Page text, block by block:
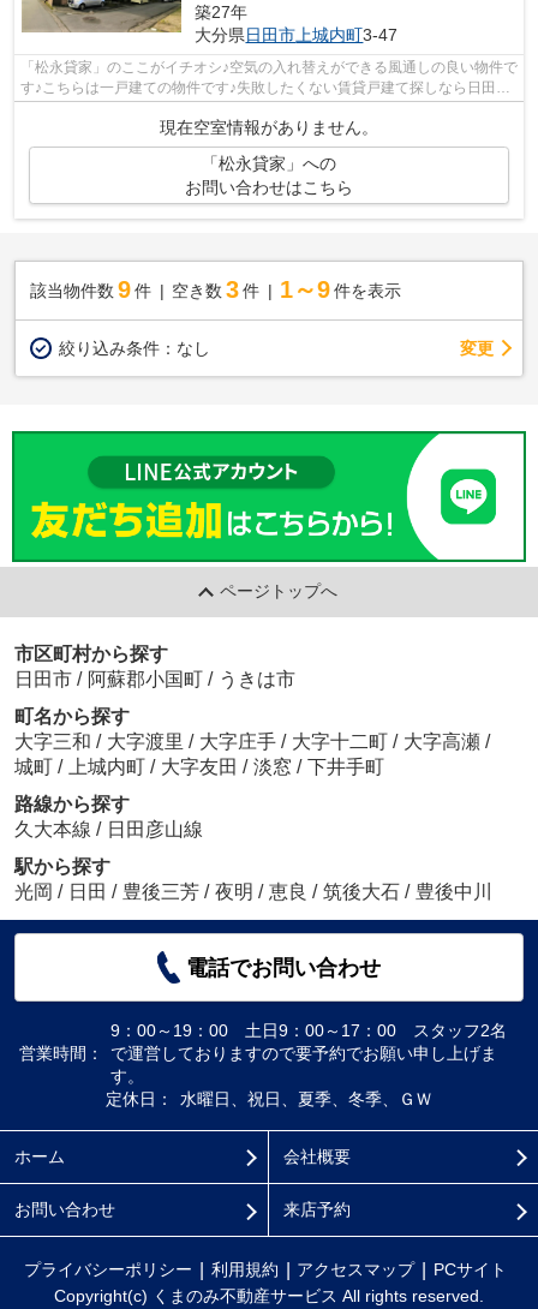
築27年
大分県日田市 上城内町3-47
「松永貸家」のここがイチオシ♪空気の入れ替えができる風通しの良い物件で
す♪こちらは一戸建ての物件です♪失敗したくない賃貸戸建て探しなら日田市
や久大本線日田付近に強い当社へご連...
現在空室情報がありません。
「松永貸家」への
お問い合わせはこちら
該当物件数 9件 空き数 3 件 1～9 件を表示
絞り込み条件： なし 変更
ページトップへ
市区町村から探す
日田市 / 阿蘇郡小国町 / うきは市
町名から探す
大字三和 / 大字渡里 / 大字庄手 / 大字十二町 / 大字高瀬 /
城町 / 上城内町 / 大字友田 / 淡窓 / 下井手町
路線から探す
久大本線 / 日田彦山線
駅から探す
光岡 / 日田 / 豊後三芳 / 夜明 / 恵良 / 筑後大石 / 豊後中川
電話でお問い合わせ
営業時間：
9：00～19：00 土日9：00～17：00 スタッフ2名
で運営しておりますので要予約でお願い申し上げま
す。
定休日：
水曜日、祝日、夏季、冬季、ＧＷ
ホーム 会社概要
お問い合わせ 来店予約
プライバシーポリシー 利用規約 アクセスマップ
PCサイト
Copyright(c) くまのみ不動産サービス All rights reserved.